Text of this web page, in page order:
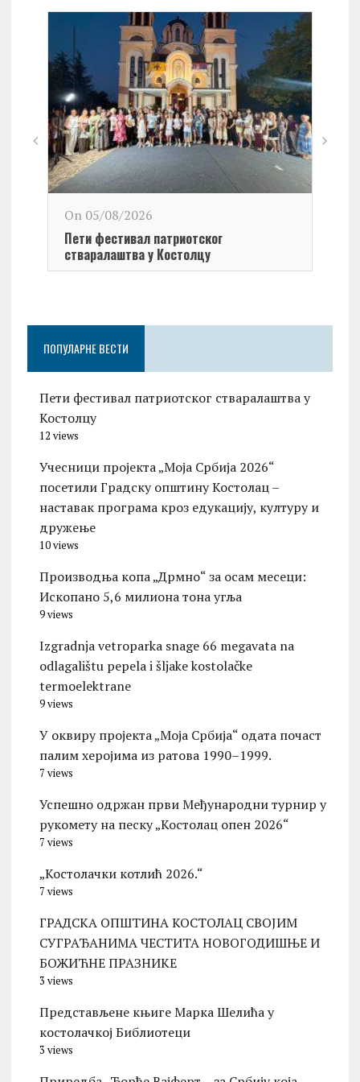
On 05/08/2026
Пети фестивал патриотског
стваралаштва у Костолцу
ПОПУЛАРНЕ ВЕСТИ
Пети фестивал патриотског стваралаштва у
Костолцу
12 views
Учесници пројекта „Моја Србија 2026“
посетили Градску општину Костолац –
наставак програма кроз едукацију, културу и
дружење
10 views
Производња копа „Дрмно“ за осам месеци:
Ископано 5,6 милиона тона угља
9 views
Izgradnja vetroparka snage 66 megavata na
odlagalištu pepela i šljake kostolačke
termoelektrane
9 views
У оквиру пројекта „Моја Србија“ одата почаст
палим херојима из ратова 1990–1999.
7 views
Успешно одржан први Међународни турнир у
рукомету на песку „Костолац опен 2026“
7 views
„Костолачки котлић 2026.“
7 views
ГРАДСКА ОПШТИНА КОСТОЛАЦ СВОЈИМ
СУГРАЂАНИМА ЧЕСТИТА НОВОГОДИШЊЕ И
БОЖИЋНЕ ПРАЗНИКЕ
3 views
Представљене књиге Марка Шелића у
костолачкој Библиотеци
3 views